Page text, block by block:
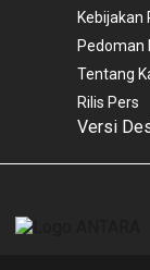
Kebijakan
Pedoman
Tentang
Rilis Pers
Versi